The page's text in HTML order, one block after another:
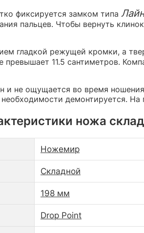
фиксируется замком типа
пальцев. Чтобы вернуть
гладкой режущей кромки, а
превышает 11.5 сантиметров.
и не ощущается во время
демонтируется.
ножа
Ножемир
Складной
198 мм
Drop Point